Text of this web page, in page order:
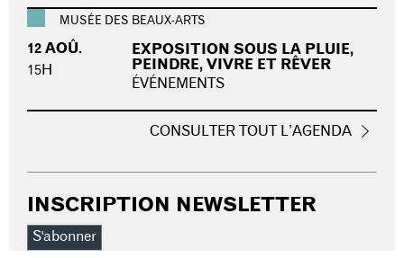
MUSÉE DES BEAUX-ARTS
12 AOÛ.
15H
EXPOSITION SOUS LA PLUIE,
PEINDRE, VIVRE ET RÊVER
ÉVÉNEMENTS
CONSULTER TOUT L’AGENDA
INSCRIPTION NEWSLETTER
S'abonner